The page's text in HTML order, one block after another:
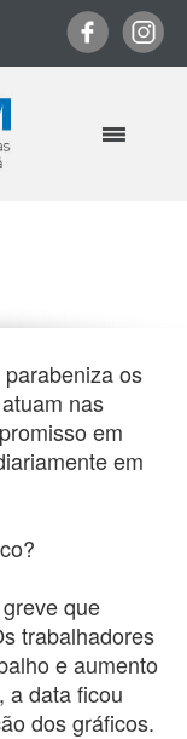
os
nas
em
em
que
trabalhadores
e aumento
a data ficou
dos gráficos.